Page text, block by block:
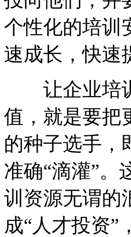
个性化的培训
速成长，快速
让企业培训
值，就是要把
的种子选手，
准确“滴灌”。
训资源无谓的
成“人才投资”